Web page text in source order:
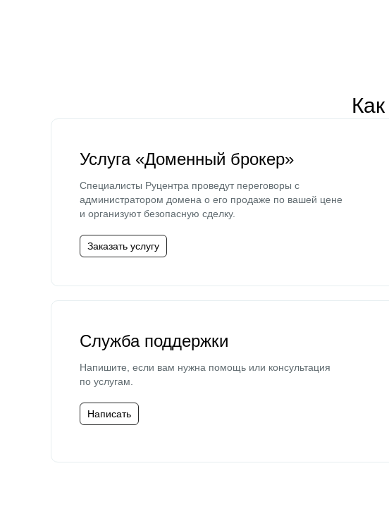
Услуга «Доменный брокер»
Специалисты Руцентра проведут переговоры с
администратором домена о его продаже по вашей цене
и организуют безопасную сделку.
Заказать услугу
Служба поддержки
Напишите, если вам нужна помощь или консультация
по услугам.
Написать